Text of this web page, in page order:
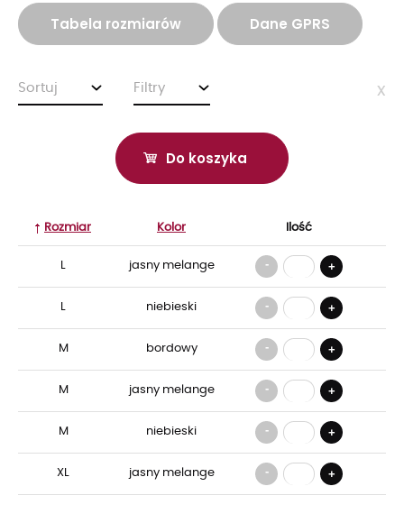
Tabela rozmiarów Dane GPRS
Sortuj Filtry x
Do koszyka
Rozmiar Kolor Ilość
L jasny melange - +
L niebieski - +
M bordowy - +
M jasny melange - +
M niebieski - +
XL jasny melange - +